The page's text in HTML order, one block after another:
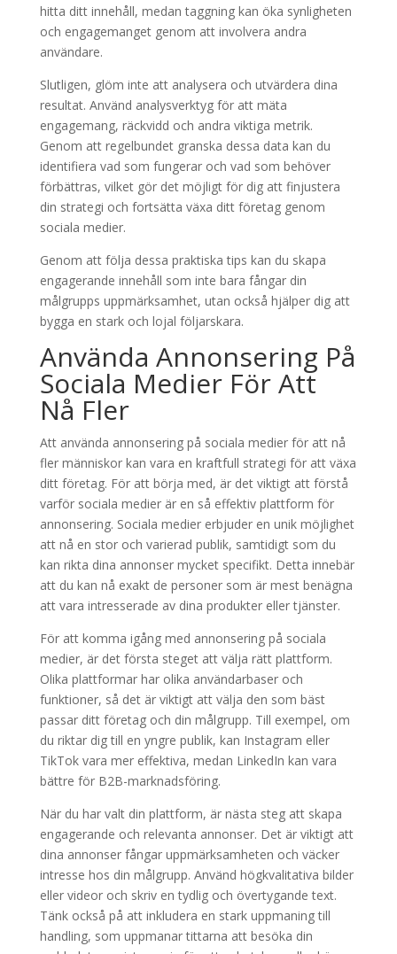
hitta ditt innehåll, medan taggning kan öka synligheten
och engagemanget genom att involvera andra
användare.
Slutligen, glöm inte att analysera och utvärdera dina
resultat. Använd analysverktyg för att mäta
engagemang, räckvidd och andra viktiga metrik.
Genom att regelbundet granska dessa data kan du
identifiera vad som fungerar och vad som behöver
förbättras, vilket gör det möjligt för dig att finjustera
din strategi och fortsätta växa ditt företag genom
sociala medier.
Genom att följa dessa praktiska tips kan du skapa
engagerande innehåll som inte bara fångar din
målgrupps uppmärksamhet, utan också hjälper dig att
bygga en stark och lojal följarskara.
Använda Annonsering På
Sociala Medier För Att
Nå Fler
Att använda annonsering på sociala medier för att nå
fler människor kan vara en kraftfull strategi för att växa
ditt företag. För att börja med, är det viktigt att förstå
varför sociala medier är en så effektiv plattform för
annonsering. Sociala medier erbjuder en unik möjlighet
att nå en stor och varierad publik, samtidigt som du
kan rikta dina annonser mycket specifikt. Detta innebär
att du kan nå exakt de personer som är mest benägna
att vara intresserade av dina produkter eller tjänster.
För att komma igång med annonsering på sociala
medier, är det första steget att välja rätt plattform.
Olika plattformar har olika användarbaser och
funktioner, så det är viktigt att välja den som bäst
passar ditt företag och din målgrupp. Till exempel, om
du riktar dig till en yngre publik, kan Instagram eller
TikTok vara mer effektiva, medan LinkedIn kan vara
bättre för B2B-marknadsföring.
När du har valt din plattform, är nästa steg att skapa
engagerande och relevanta annonser. Det är viktigt att
dina annonser fångar uppmärksamheten och väcker
intresse hos din målgrupp. Använd högkvalitativa bilder
eller videor och skriv en tydlig och övertygande text.
Tänk också på att inkludera en stark uppmaning till
handling, som uppmanar tittarna att besöka din